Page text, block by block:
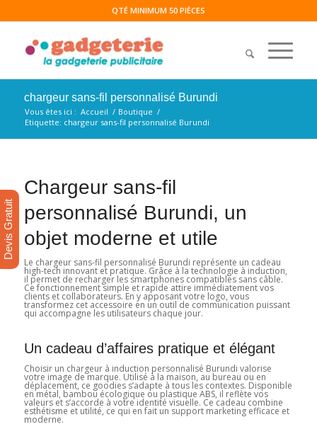
QTÉ MINIMUM 50 PIÈCES
chargeur sans-fil personnalisé Burundi
Vous êtes ici : Accueil / Boutique /
Etiquette: chargeur sans-fil personnalisé Burundi
Chargeur sans-fil
personnalisé Burundi, un
objet moderne et utile
Le chargeur sans-fil personnalisé Burundi représente un cadeau
high-tech innovant et pratique. Grâce à la technologie à induction,
il permet de recharger les smartphones compatibles sans câble.
Ce fonctionnement simple et rapide attire immédiatement vos
clients et collaborateurs. En y apposant votre logo, vous
transformez cet accessoire en un outil de communication puissant
qui accompagne les utilisateurs chaque jour.
Un cadeau d’affaires pratique et élégant
Choisir un chargeur à induction personnalisé Burundi valorise
votre image de marque. Utilisé à la maison, au bureau ou en
déplacement, ce goodies s’adapte à tous les contextes. Disponible
en métal, bambou écologique ou plastique ABS, il reflète vos
valeurs et s’accorde à votre identité visuelle. Ce cadeau combine
esthétisme et utilité, ce qui en fait un support marketing efficace et
moderne.
Devis Gratuit